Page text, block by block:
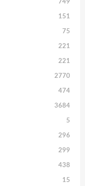
749
151
75
221
221
2770
474
3684
5
296
299
438
15